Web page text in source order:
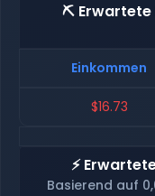
⛏️ Erwartete
Einkommen
$16.73
⚡
Basierend auf